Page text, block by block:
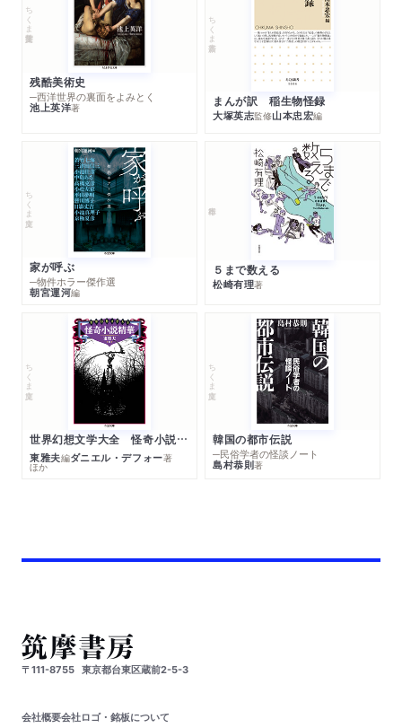
ちくま学芸文庫
残酷美術史
─西洋世界の裏面をよみとく
池上英洋著
ちくま新書
まんが訳 稲生物怪録
大塚英志監修山本忠宏編
ちくま文庫
家が呼ぶ
─物件ホラー傑作選
朝宮運河編
５まで数える
松崎有理著
ちくま文庫
世界幻想文学大全 怪奇小説精華
東雅夫編ダニエル・デフォー著
ほか
ちくま文庫
韓国の都市伝説
─民俗学者の怪談ノート
島村恭則著
〒111-8755 東京都台東区蔵前2-5-3
会社概要会社ロゴ・銘板について